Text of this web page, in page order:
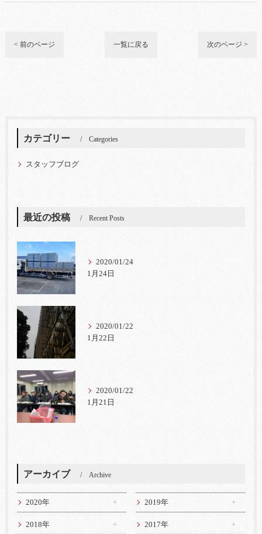
< 前のページ 一覧に戻る 次のページ >
カテゴリー Categories
スタッフブログ
最近の投稿 Recent Posts
2020/01/24
1月24日
2020/01/22
1月22日
2020/01/22
1月21日
アーカイブ Archive
2020年 2019年
2018年 2017年